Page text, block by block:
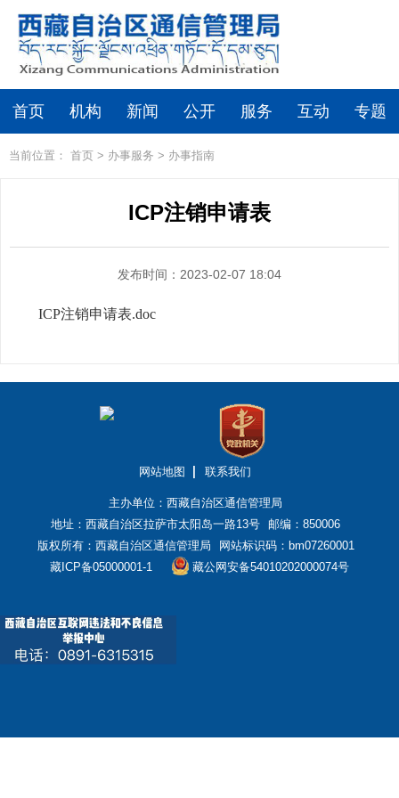
首页 机构 新闻 公开 服务 互动 专题
当前位置： 首页 > 办事服务 > 办事指南
ICP注销申请表
发布时间：2023-02-07 18:04
ICP注销申请表.doc
网站地图 联系我们
主办单位：西藏自治区通信管理局
地址：西藏自治区拉萨市太阳岛一路13号 邮编：850006
版权所有：西藏自治区通信管理局
网站标识码：bm07260001
藏ICP备05000001-1
藏公网安备54010202000074号